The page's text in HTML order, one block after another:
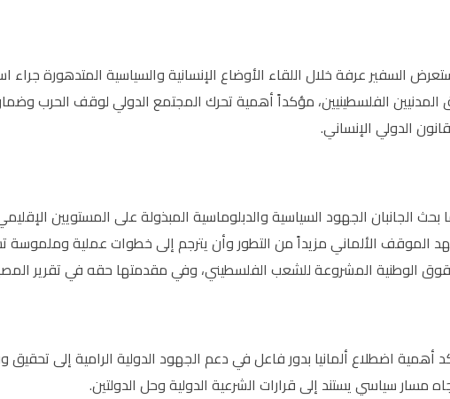
السفير عرفة خلال اللقاء الأوضاع الإنسانية والسياسية المتدهورة جراء
المدنيين الفلسطينيين، مؤكداً أهمية تحرك المجتمع الدولي لوقف الحرب
الدولي الإنساني.
بحث الجانبان الجهود السياسية والدبلوماسية المبذولة على المستويين
الموقف الألماني مزيداً من التطور وأن يترجم إلى خطوات عملية
الوطنية المشروعة للشعب الفلسطيني، وفي مقدمتها حقه في تقرير
أهمية اضطلاع ألمانيا بدور فاعل في دعم الجهود الدولية الرامية إلى
مسار سياسي يستند إلى قرارات الشرعية الدولية وحل الدولتين.